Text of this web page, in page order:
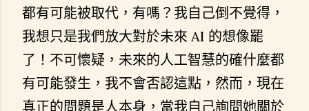
都有可能被取代，有嗎？我自己倒不覺得，
我想只是我們放大對於未來 AI 的想像罷
了！不可懷疑，未來的人工智慧的確什麼都
有可能發生，我不會否認這點，然而，現在
真正的問題是人本身，當我自己詢問她關於